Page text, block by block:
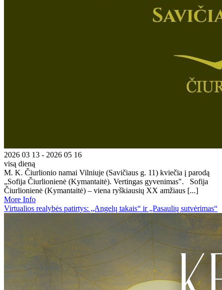
2026 03 13 - 2026 05 16
visą dieną
M. K. Čiurlionio namai Vilniuje (Savičiaus g. 11) kviečia į parodą
„Sofija Čiurlionienė (Kymantaitė). Vertingas gyvenimas". Sofija
Čiurlionienė (Kymantaitė) – viena ryškiausių XX amžiaus [...]
More Info
Virtualios realybės patirtys: „Angelų takais“ ir „Pasaulių sutvėrimas“